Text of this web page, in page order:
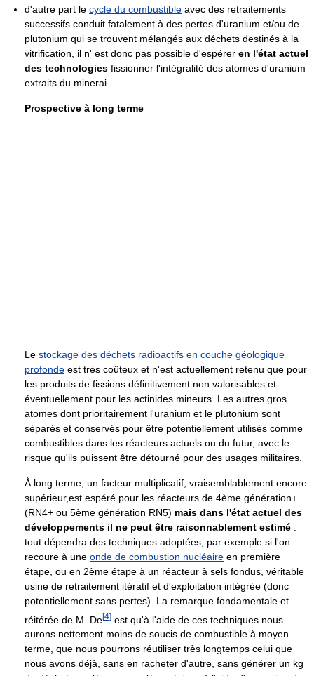
d'autre part le cycle du combustible avec des retraitements
successifs conduit fatalement à des pertes d'uranium et/ou de
plutonium qui se trouvent mélangés aux déchets destinés à la
vitrification, il n' est donc pas possible d'espérer en l'état actuel
des technologies fissionner l'intégralité des atomes d'uranium
extraits du minerai.
Prospective à long terme
Le stockage des déchets radioactifs en couche géologique
profonde est très coûteux et n'est actuellement retenu que pour
les produits de fissions définitivement non valorisables et
éventuellement pour les actinides mineurs. Les autres gros
atomes dont prioritairement l'uranium et le plutonium sont
séparés et conservés pour être potentiellement utilisés comme
combustibles dans les réacteurs actuels ou du futur, avec le
risque qu'ils puissent être détourné pour des usages militaires.
À long terme, un facteur multiplicatif, vraisemblablement encore
supérieur,est espéré pour les réacteurs de 4ème génération+
(RN4+ ou 5ème génération RN5) mais dans l'état actuel des
développements il ne peut être raisonnablement estimé :
tout dépendra des techniques adoptées, par exemple si l'on
recoure à une onde de combustion nucléaire en première
étape, ou en 2ème étape à un réacteur à sels fondus, véritable
usine de retraitement itératif et d'exploitation intégrée (donc
potentiellement sans pertes). La remarque fondamentale et
réitérée de M. De[4] est qu'à l'aide de ces techniques nous
aurons nettement moins de soucis de combustible à moyen
terme, que nous pourrons réutiliser très longtemps celui que
nous avons déjà, sans en racheter d'autre, sans générer un kg